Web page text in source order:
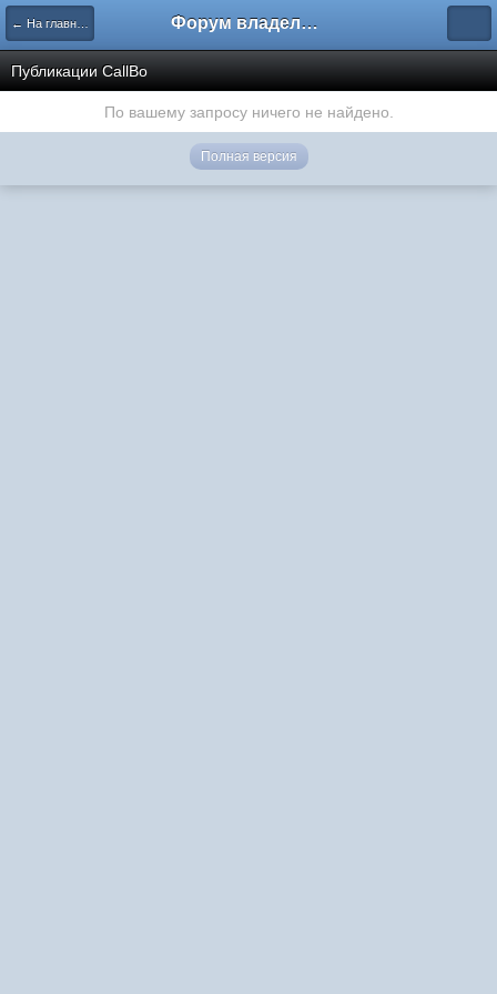
← На главную Форум владельцев интернет-магазинов
Публикации CallBo
По вашему запросу ничего не найдено.
Полная версия